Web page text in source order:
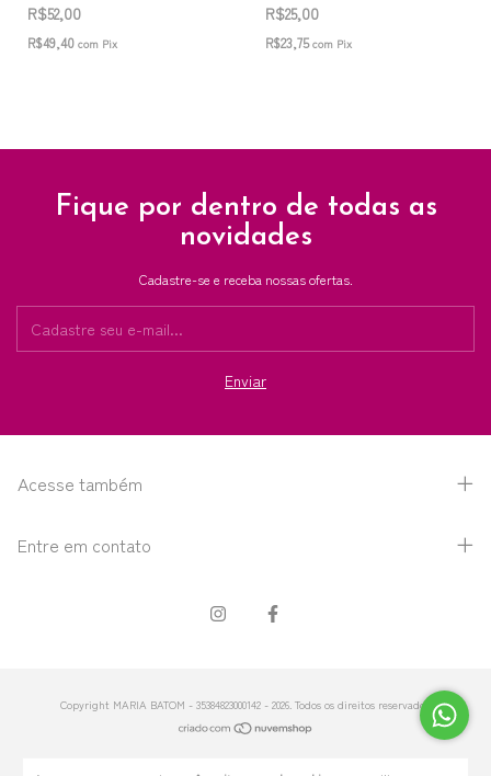
R$52,00
R$49,40 com Pix
R$25,00
R$23,75com Pix
Fique por dentro de todas as
novidades
Cadastre-se e receba nossas ofertas.
Acesse também
Entre em contato
Copyright MARIA BATOM - 35384823000142 - 2026. Todos os direitos reservados.